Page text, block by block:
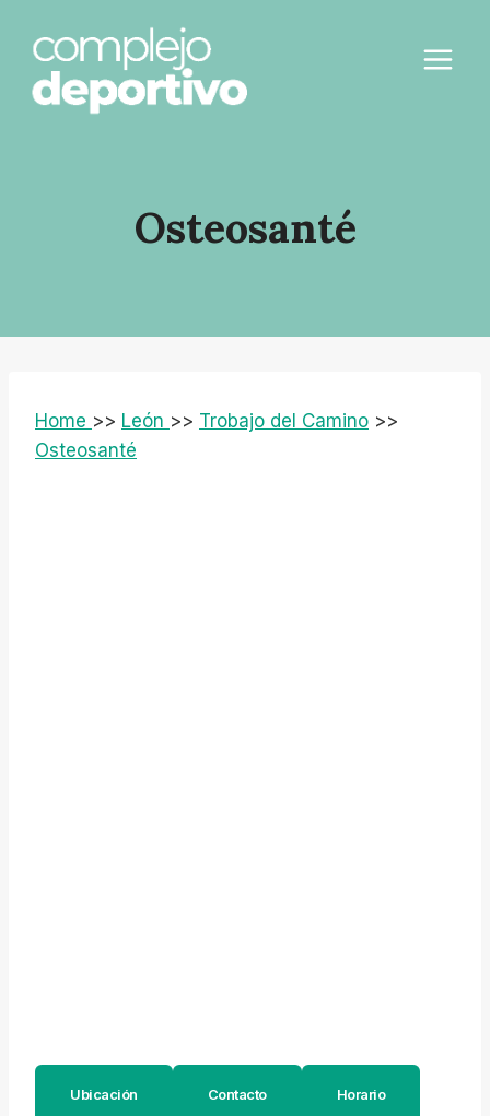
contenido
Osteosanté
Home >> León >> Trobajo del Camino >>
Osteosanté
Ubicación Contacto Horario